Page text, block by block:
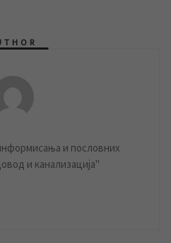
и пословних
и канализација"